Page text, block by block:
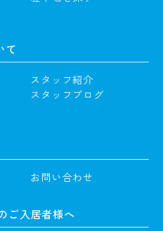
て
スタッフ紹介
スタッフブログ
お問い合わせ
ご入居者様へ